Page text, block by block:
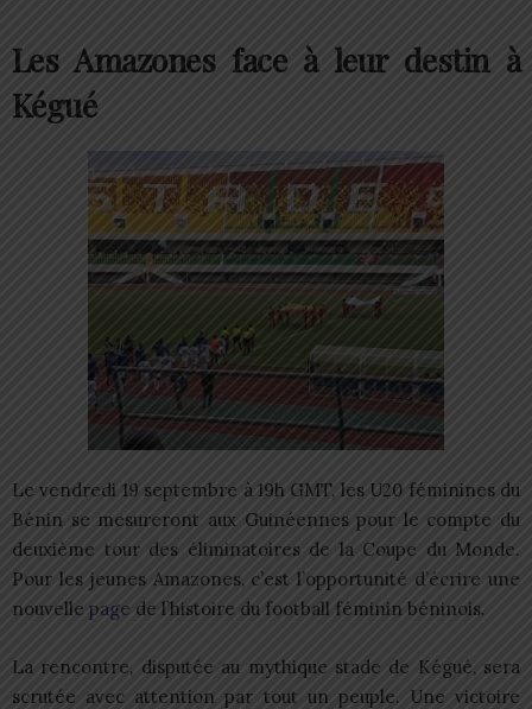
Les Amazones face à leur destin à
Kégué
Le vendredi 19 septembre à 19h GMT, les U20 féminines du
Bénin se mesureront aux Guinéennes pour le compte du
deuxième tour des éliminatoires de la Coupe du Monde.
Pour les jeunes Amazones, c’est l’opportunité d’écrire une
nouvelle page de l’histoire du football féminin béninois.
La rencontre, disputée au mythique stade de Kégué, sera
scrutée avec attention par tout un peuple. Une victoire